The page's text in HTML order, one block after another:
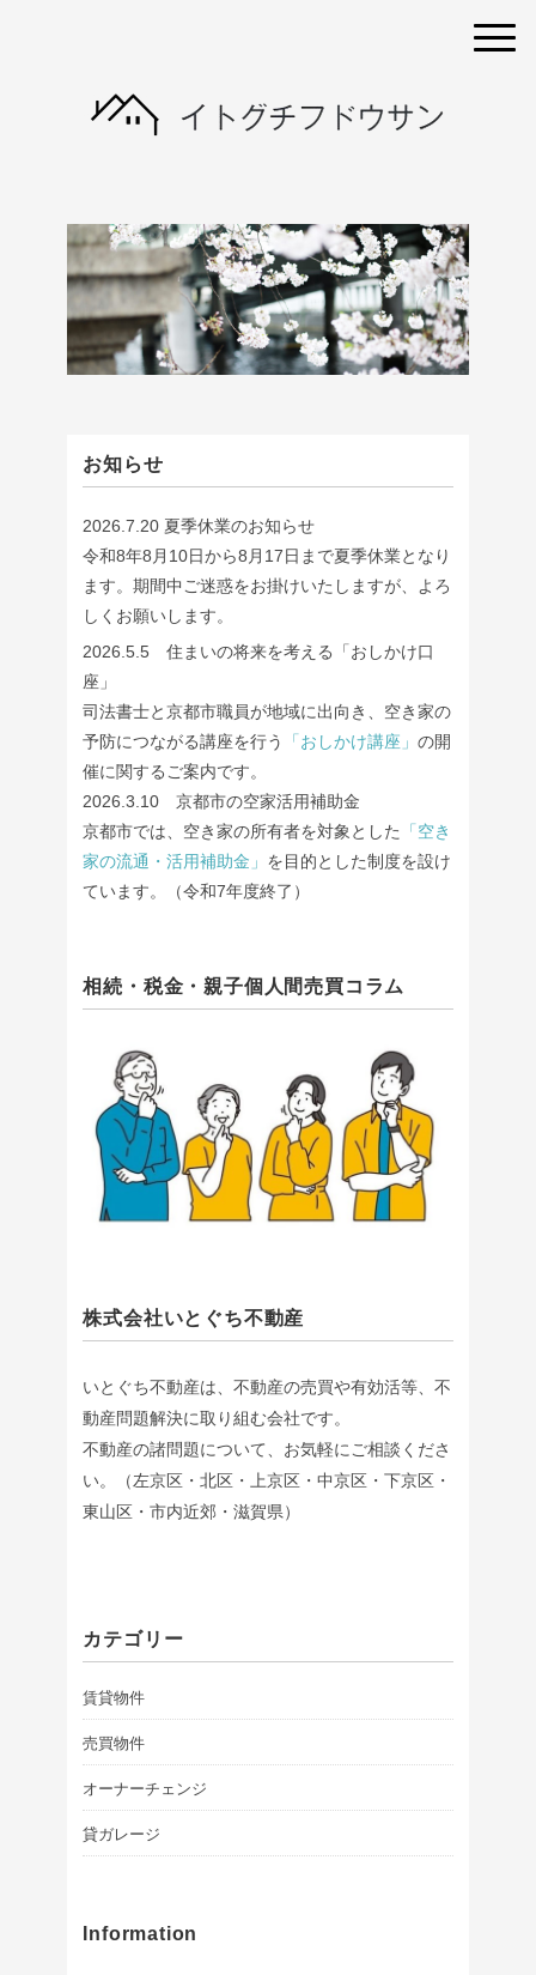
お知らせ
2026.7.20 夏季休業のお知らせ
令和8年8月10日から8月17日まで夏季休業となり
ます。期間中ご迷惑をお掛けいたしますが、よろ
しくお願いします。
2026.5.5 住まいの将来を考える「おしかけ口
座」
司法書士と京都市職員が地域に出向き、空き家の
予防につながる講座を行う
「おしかけ講座」の開
催に関するご案内です。
2026.3.10 京都市の空家活用補助金
京都市では、空き家の所有者を対象とした
「空き
家の流通・活用補助金」 を目的とした制度を設け
ています。（令和7年度終了）
相続・税金・親子個人間売買コラム
株式会社いとぐち不動産
いとぐち不動産は、不動産の売買や有効活等、不
動産問題解決に取り組む会社です。
不動産の諸問題について、お気軽にご相談くださ
い。（左京区・北区・上京区・中京区・下京区・
東山区・市内近郊・滋賀県）
カテゴリー
賃貸物件
売買物件
オーナーチェンジ
貸ガレージ
Information